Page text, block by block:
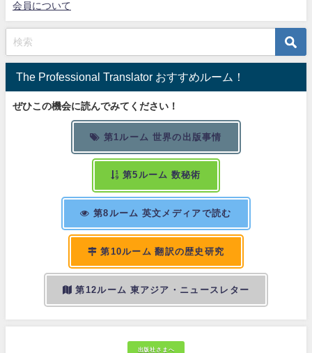
会員について
The Professional Translator おすすめルーム！
ぜひこの機会に読んでみてください！
第1ルーム 世界の出版事情
第5ルーム 数秘術
第8ルーム 英文メディアで読む
第10ルーム 翻訳の歴史研究
第12ルーム 東アジア・ニュースレター
出版社さまへ